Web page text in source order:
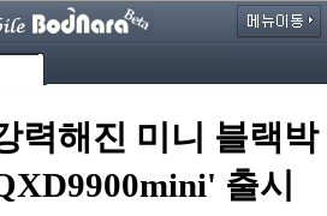
력해진 미니 블랙박
출시